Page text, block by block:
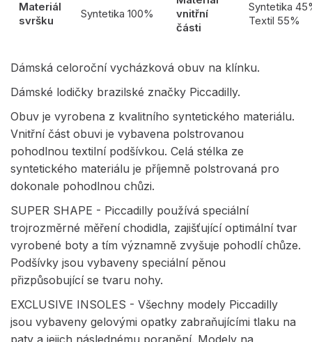
Materiál
svršku
Syntetika 100%
vnitřní
části
Syntetika
Textil 55%
Dámská celoroční vycházková obuv na klínku.
Dámské lodičky brazilské značky Piccadilly.
Obuv je vyrobena z kvalitního syntetického materiálu.
Vnitřní část obuvi je vybavena polstrovanou
pohodlnou textilní podšívkou. Celá stélka ze
syntetického materiálu je příjemně polstrovaná pro
dokonale pohodlnou chůzi.
SUPER SHAPE - Piccadilly používá speciální
trojrozměrné měření chodidla, zajišťující optimální tvar
vyrobené boty a tím významně zvyšuje pohodlí chůze.
Podšívky jsou vybaveny speciální pěnou
přizpůsobující se tvaru nohy.
EXCLUSIVE INSOLES - Všechny modely Piccadilly
jsou vybaveny gelovými opatky zabraňujícími tlaku na